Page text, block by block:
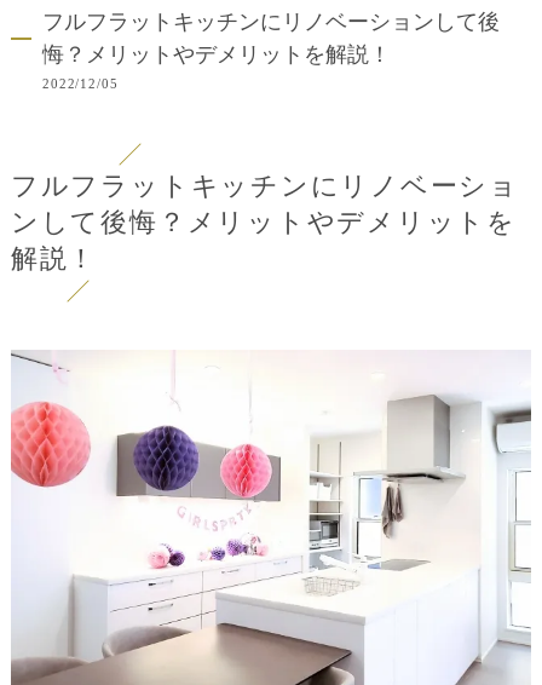
フルフラットキッチンにリノベーションして後
悔？メリットやデメリットを解説！
2022/12/05
フルフラットキッチンにリノベーショ
ンして後悔？メリットやデメリットを
解説！